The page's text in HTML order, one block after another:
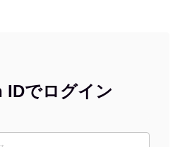
IDでログイン